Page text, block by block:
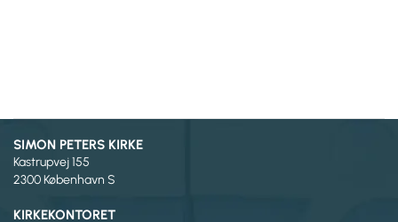
SIMON PETERS KIRKE
Kastrupvej 155
2300 København S
KIRKEKONTORET